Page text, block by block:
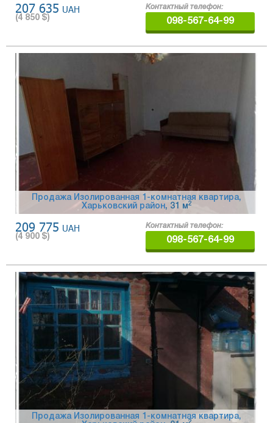
207 635 UAH
(4 850 $)
Контактный телефон:
098-567-64-99
Продажа Изолированная 1-комнатная квартира,
Харьковский район, 31 м2
209 775 UAH
(4 900 $)
Контактный телефон:
098-567-64-99
Продажа Изолированная 1-комнатная квартира,